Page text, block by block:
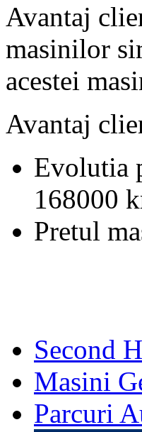
Avantaj
masinilor
acestei
Avantaj
Evolutia
168000
Pretul
Second
Masini
Parcuri